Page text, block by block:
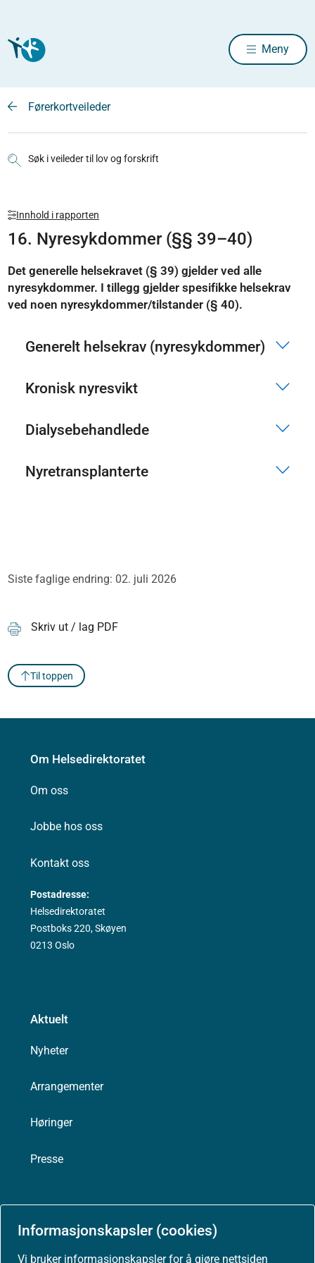
Informasjonskapsler (cookies)
Vi bruker informasjonskapsler for å gjøre nettsiden
Meny
Førerkortveileder
Søk i veileder til lov og forskrift
Innhold i rapporten
16. Nyresykdommer (§§ 39–40)
Det generelle helsekravet (§ 39) gjelder ved alle
nyresykdommer. I tillegg gjelder spesifikke helsekrav
ved noen nyresykdommer/tilstander (§ 40).
Generelt helsekrav (nyresykdommer)
Kronisk nyresvikt
Dialysebehandlede
Nyretransplanterte
Siste faglige endring: 02. juli 2026
Skriv ut / lag PDF
Til toppen
Om Helsedirektoratet
Om oss
Jobbe hos oss
Kontakt oss
Postadresse:
Helsedirektoratet
Postboks 220, Skøyen
0213 Oslo
Aktuelt
Nyheter
Arrangementer
Høringer
Presse
Om nettstedet